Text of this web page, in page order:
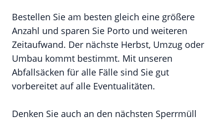
Bestellen Sie am besten gleich eine größere
Anzahl und sparen Sie Porto und weiteren
Zeitaufwand. Der nächste Herbst, Umzug oder
Umbau kommt bestimmt. Mit unseren
Abfallsäcken für alle Fälle sind Sie gut
vorbereitet auf alle Eventualitäten.
Denken Sie auch an den nächsten Sperrmüll